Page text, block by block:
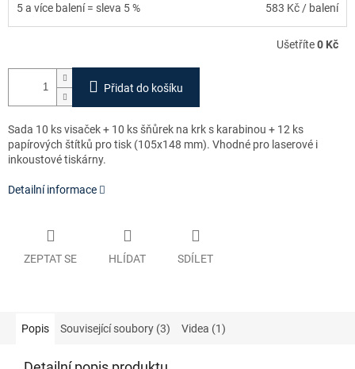
5 a více balení = sleva 5 % 583 Kč / balení
Ušetříte0 Kč
Přidat do košíku
Sada 10 ks visaček + 10 ks šňůrek na krk s karabinou + 12 ks
papírových štítků pro tisk (105x148 mm). Vhodné pro laserové i
inkoustové tiskárny.
Detailní informace
ZEPTAT SE HLÍDAT SDÍLET
Popis Související soubory (3) Videa (1)